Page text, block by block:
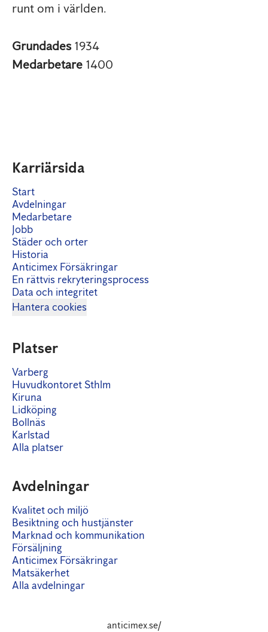
runt om i världen.
Grundades 1934
Medarbetare 1400
Karriärsida
Start
Avdelningar
Medarbetare
Jobb
Städer och orter
Historia
Anticimex Försäkringar
En rättvis rekryteringsprocess
Data och integritet
Hantera cookies
Platser
Varberg
Huvudkontoret Sthlm
Kiruna
Lidköping
Bollnäs
Karlstad
Alla platser
Avdelningar
Kvalitet och miljö
Besiktning och hustjänster
Marknad och kommunikation
Försäljning
Anticimex Försäkringar
Matsäkerhet
Alla avdelningar
anticimex.se/